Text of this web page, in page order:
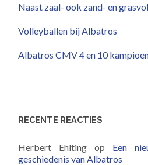
Naast zaal- ook zand- en
Volleyballen bij Albatros
Albatros CMV 4 en 10
RECENTE REACTIES
Herbert Ehlting op Een
geschiedenis van Albatros